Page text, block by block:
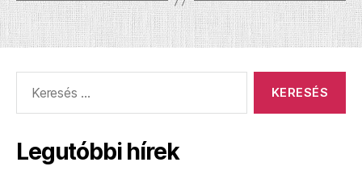
Legutóbbi hírek